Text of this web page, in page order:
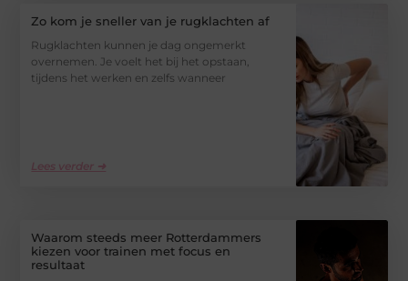
Zo kom je sneller van je rugklachten af
Rugklachten kunnen je dag ongemerkt
overnemen. Je voelt het bij het opstaan,
tijdens het werken en zelfs wanneer
Lees verder ➜
Waarom steeds meer Rotterdammers
kiezen voor trainen met focus en
resultaat